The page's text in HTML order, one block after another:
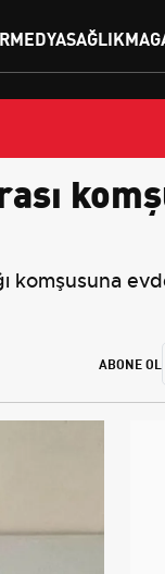
MEDYASAĞLIK
komşusuna
ABONE OL